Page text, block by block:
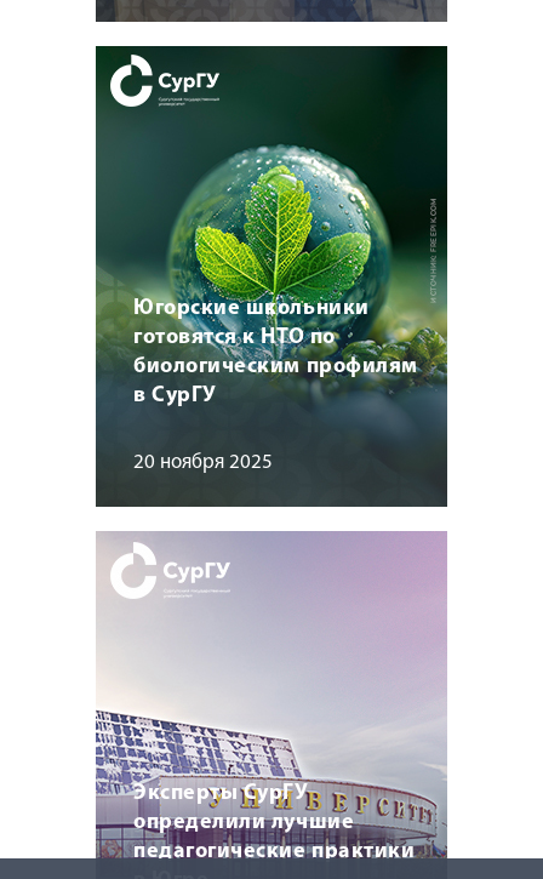
Югорские школьники
готовятся к НТО по
биологическим профилям
в СурГУ
20 ноября 2025
Эксперты СурГУ
определили лучшие
педагогические практики